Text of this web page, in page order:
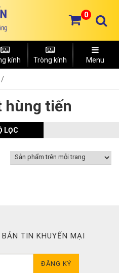
0
kính Tròng kính Menu
/
hùng tiến
LỌC
TIN KHUYẾN MẠI
ĐĂNG KÝ